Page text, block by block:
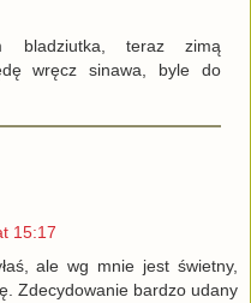
bladziutka, teraz zimą
wręcz sinawa, byle do
15:17
ale wg mnie jest świetny,
Zdecydowanie bardzo udany